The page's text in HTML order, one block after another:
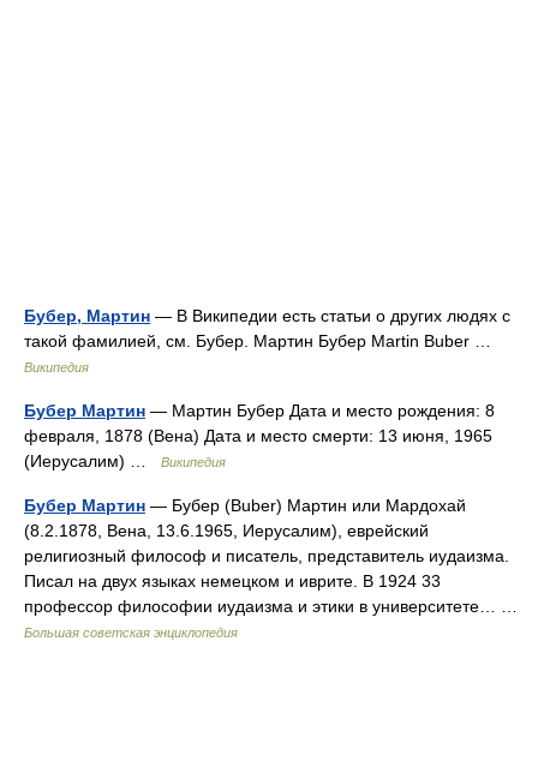
Бубер, Мартин — В Википедии есть статьи о других людях с
такой фамилией, см. Бубер. Мартин Бубер Martin Buber …
Википедия
Бубер Мартин — Мартин Бубер Дата и место рождения: 8
февраля, 1878 (Вена) Дата и место смерти: 13 июня, 1965
(Иерусалим) …
Википедия
Бубер Мартин — Бубер (Buber) Мартин или Мардохай
(8.2.1878, Вена, 13.6.1965, Иерусалим), еврейский
религиозный философ и писатель, представитель иудаизма.
Писал на двух языках немецком и иврите. В 1924 33
профессор философии иудаизма и этики в университете… …
Большая советская энциклопедия